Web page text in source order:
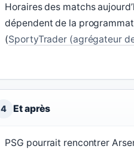
Horaires des matchs
dépendent de la
(SportyTrader (agrégateur
4 Et après
PSG pourrait rencontrer